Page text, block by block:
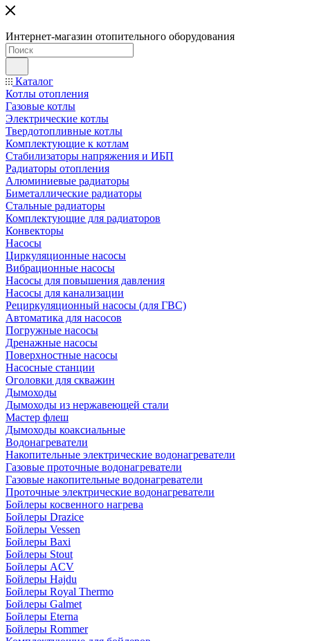
Интернет-магазин отопительного оборудования
Каталог
Котлы отопления
Газовые котлы
Электрические котлы
Твердотопливные котлы
Комплектующие к котлам
Стабилизаторы напряжения и ИБП
Радиаторы отопления
Алюминиевые радиаторы
Биметаллические радиаторы
Стальные радиаторы
Комплектующие для радиаторов
Конвекторы
Насосы
Циркуляционные насосы
Вибрационные насосы
Насосы для повышения давления
Насосы для канализации
Рециркуляционный насосы (для ГВС)
Автоматика для насосов
Погружные насосы
Дренажные насосы
Поверхностные насосы
Насосные станции
Оголовки для скважин
Дымоходы
Дымоходы из нержавеющей стали
Мастер флеш
Дымоходы коаксиальные
Водонагреватели
Накопительные электрические водонагреватели
Газовые проточные водонагреватели
Газовые накопительные водонагреватели
Проточные электрические водонагреватели
Бойлеры косвенного нагрева
Бойлеры Drazice
Бойлеры Vessen
Бойлеры Baxi
Бойлеры Stout
Бойлеры ACV
Бойлеры Hajdu
Бойлеры Royal Thermo
Бойлеры Galmet
Бойлеры Eterna
Бойлеры Rommer